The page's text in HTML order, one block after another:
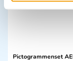
Pictogrammenset